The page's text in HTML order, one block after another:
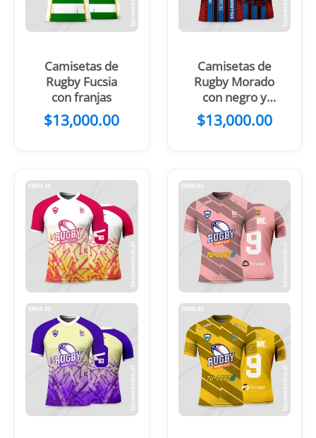
Camisetas de
Rugby Fucsia
con franjas
$13,000.00
Camisetas de
Rugby Morado
con negro y
verde
$13,000.00